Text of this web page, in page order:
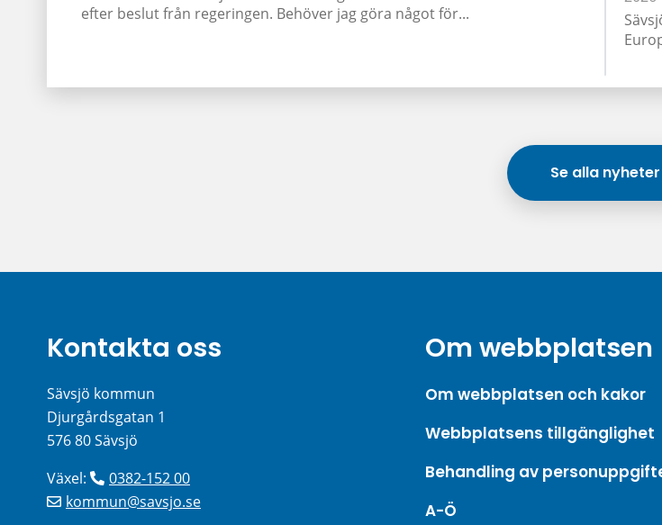
efter beslut från regeringen. Behöver jag göra något för...
Se alla nyheter
Kontakta oss
Sävsjö kommun
Djurgårdsgatan 1
576 80 Sävsjö
Växel:
0382-152 00
kommun@savsjo.se
Om webbplatsen
Om webbplatsen och kakor
Webbplatsens tillgänglighet
Behandling av
A-Ö